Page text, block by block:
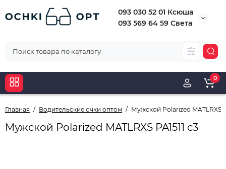
093 030 52 01 Ксюша
093 569 64 59 Света
0
Главная Водительские очки оптом Мужской Polarized MATLRXS
Мужской Polarized MATLRXS PA1511 с3